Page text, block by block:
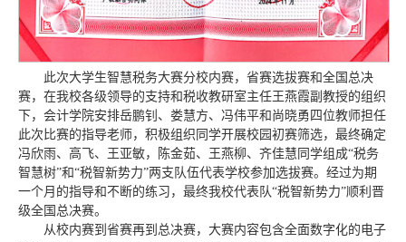
此次大学生智慧税务大赛分校内赛，省赛选拔赛和全国总决
赛，在我校各级领导的支持和税收教研室主任王燕霞副教授的组织
下，会计学院安排岳鹏钊、娄慧方、冯伟平和尚晓勇四位教师担任
此次比赛的指导老师，积极组织同学开展校园初赛筛选，最终确定
冯欣雨、高飞、王亚敏，陈金茹、王燕柳、齐佳慧同学组成“税务
智慧树”和“税智新势力”两支队伍代表学校参加选拔赛。经过为期
一个月的指导和不断的练习，最终我校代表队“税智新势力”顺利晋
级全国总决赛。
从校内赛到省赛再到总决赛，大赛内容包含全面数字化的电子